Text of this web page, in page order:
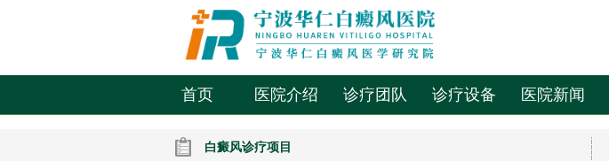
首页 医院介绍 诊疗团队 诊疗设备 医院新闻
白癜风诊疗项目